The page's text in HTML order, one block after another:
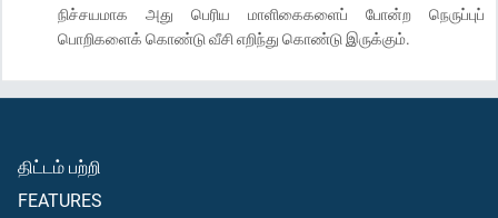
நிச்சயமாக அது பெரிய மாளிகைகளைப் போன்ற நெருப்புப்
பொறிகளைக் கொண்டு வீசி எறிந்து கொண்டு இருக்கும்.
திட்டம் பற்றி
FEATURES